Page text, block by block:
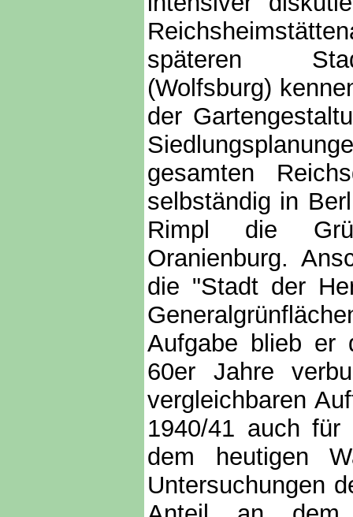
späteren
(Wolfsburg)
der
gesamten
selbständig in
Rimpl die
Oranienburg.
die "Stadt der
Aufgabe blieb er
60er Jahre
vergleichbaren
1940/41 auch für
dem heutigen
Untersuchungen